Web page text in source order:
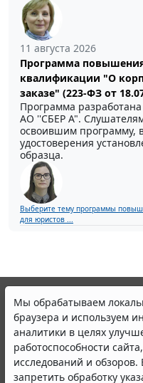
11 августа 2026
Программа
квалификации "О
заказе" (223-ФЗ от
Программа разработана
АО ''СБЕР А".
освоившим программу,
удостоверения
образца.
Выберите тему программы
для юристов ...
Мы обрабатываем
браузера и используем
аналитики в целях
работоспособности
исследований и
запретить обработку
© ООО "НПП "ГАРАНТ-
участниками
Все права на материалы
Полное или частичное
Правила использования